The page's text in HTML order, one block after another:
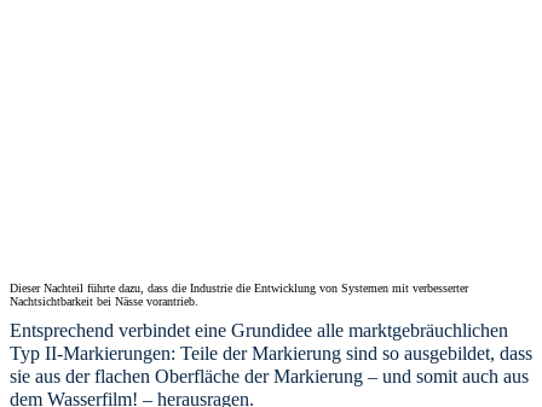
Dieser Nachteil führte dazu, dass die Industrie die Entwicklung von Systemen mit verbesserter
Nachtsichtbarkeit bei Nässe vorantrieb.
Entsprechend verbindet eine Grundidee alle marktgebräuchlichen
Typ II-Markierungen: Teile der Markierung sind so ausgebildet, dass
sie aus der flachen Oberfläche der Markierung – und somit auch aus
dem Wasserfilm! – herausragen.